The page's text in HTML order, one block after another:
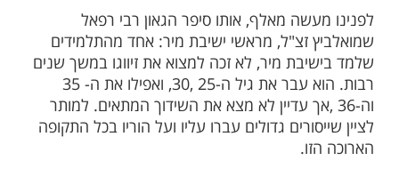
עוד תוכן חדש ומפתיע! התחברו לכל
שלנו בתהיליםבלחיצה כאן >>>​